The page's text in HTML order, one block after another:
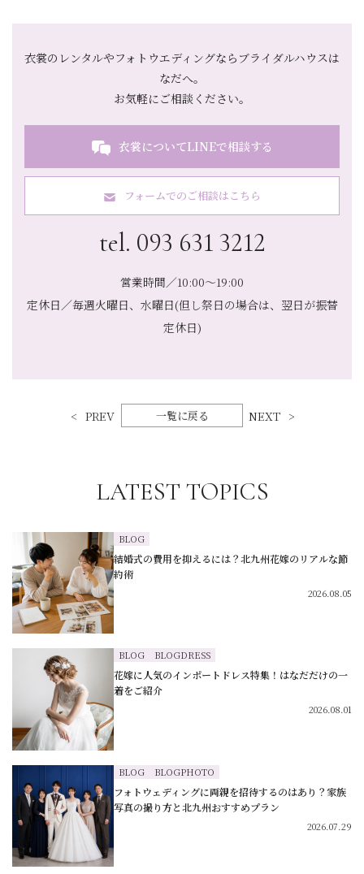
衣裳のレンタルやフォトウエディングならブライダルハウスは
なだへ。
お気軽にご相談ください。
衣裳についてLINEで相談する
フォームでのご相談はこちら
tel. 093 631 3212
営業時間／10:00～19:00
定休日／毎週火曜日、水曜日(但し祭日の場合は、翌日が振替
定休日)
PREV 一覧に戻る NEXT
LATEST TOPICS
BLOG
結婚式の費用を抑えるには？北九州花嫁のリアルな節
約術
2026.08.05
BLOG BLOGDRESS
花嫁に人気のインポートドレス特集！はなだだけの一
着をご紹介
2026.08.01
BLOG BLOGPHOTO
フォトウェディングに両親を招待するのはあり？家族
写真の撮り方と北九州おすすめプラン
2026.07.29